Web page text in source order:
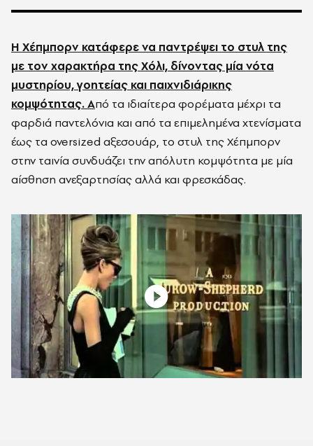
Η Χέπμπορν κατάφερε να παντρέψει το στυλ της
με τον χαρακτήρα της Χόλι, δίνοντας μία νότα
μυστηρίου, γοητείας και παιχνιδιάρικης
κομψότητας. Από τα ιδιαίτερα φορέματα μέχρι τα
φαρδιά παντελόνια και από τα επιμελημένα χτενίσματα
έως τα oversized αξεσουάρ, το στυλ της Χέπμπορν
στην ταινία συνδυάζει την απόλυτη κομψότητα με μία
αίσθηση ανεξαρτησίας αλλά και φρεσκάδας.